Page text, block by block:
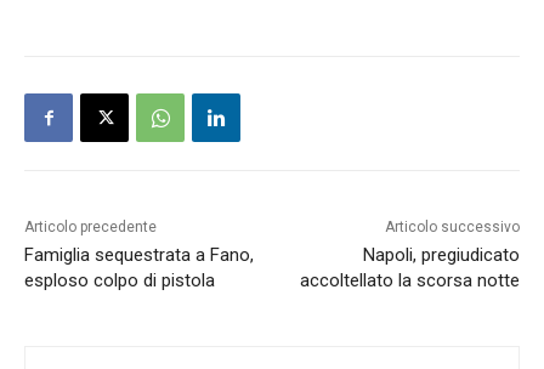
Articolo precedente
Famiglia sequestrata a Fano,
esploso colpo di pistola
Articolo successivo
Napoli, pregiudicato
accoltellato la scorsa notte